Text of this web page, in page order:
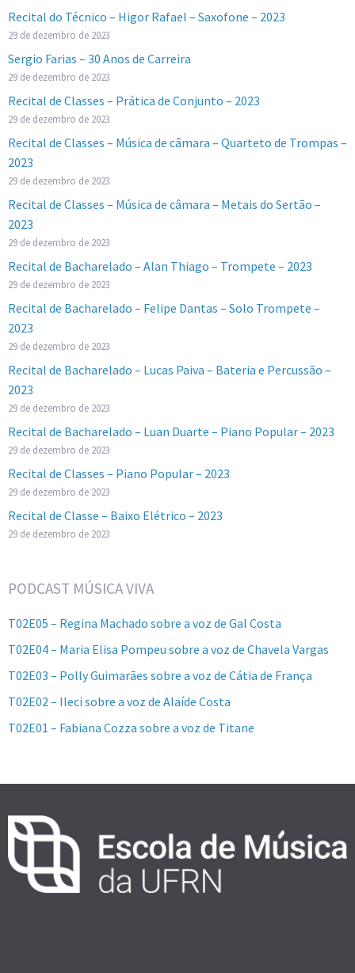
Recital do Técnico – Higor Rafael – Saxofone – 2023
29 de dezembro de 2023
Sergio Farias – 30 Anos de Carreira
29 de dezembro de 2023
Recital de Classes – Prática de Conjunto – 2023
29 de dezembro de 2023
Recital de Classes – Música de câmara – Quarteto de Trompas –
2023
29 de dezembro de 2023
Recital de Classes – Música de câmara – Metais do Sertão –
2023
29 de dezembro de 2023
Recital de Bacharelado – Alan Thiago – Trompete – 2023
29 de dezembro de 2023
Recital de Bacharelado – Felipe Dantas – Solo Trompete –
2023
29 de dezembro de 2023
Recital de Bacharelado – Lucas Paiva – Bateria e Percussão –
2023
29 de dezembro de 2023
Recital de Bacharelado – Luan Duarte – Piano Popular – 2023
29 de dezembro de 2023
Recital de Classes – Piano Popular – 2023
29 de dezembro de 2023
Recital de Classe – Baixo Elétrico – 2023
29 de dezembro de 2023
PODCAST MÚSICA VIVA
T02E05 – Regina Machado sobre a voz de Gal Costa
T02E04 – Maria Elisa Pompeu sobre a voz de Chavela Vargas
T02E03 – Polly Guimarães sobre a voz de Cátia de França
T02E02 – Ileci sobre a voz de Alaíde Costa
T02E01 – Fabiana Cozza sobre a voz de Titane